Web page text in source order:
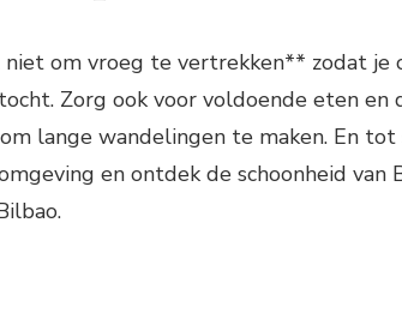
om vroeg te vertrekken** zodat je
Zorg ook voor voldoende eten en
lange wandelingen te maken. En
en ontdek de schoonheid van